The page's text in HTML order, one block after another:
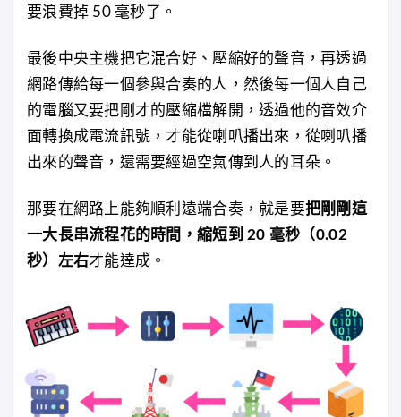
要浪費掉 50 毫秒了。
最後中央主機把它混合好、壓縮好的聲音，再透過
網路傳給每一個參與合奏的人，然後每一個人自己
的電腦又要把剛才的壓縮檔解開，透過他的音效介
面轉換成電流訊號，才能從喇叭播出來，從喇叭播
出來的聲音，還需要經過空氣傳到人的耳朵。
那要在網路上能夠順利遠端合奏，就是要把剛剛這
一大長串流程花的時間，縮短到 20 毫秒（0.02
秒）左右才能達成。